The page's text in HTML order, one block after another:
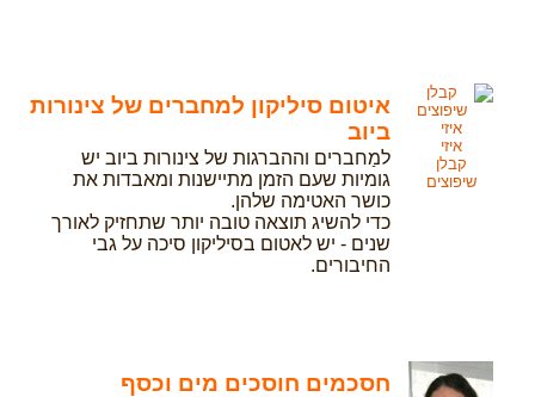
איזי
קבלן
שיפוצים
איטום סיליקון למחברים של צינורות
ביוב
למַחברים וההברגות של צינורות ביוב יש
גומיות שעם הזמן מתיישנות ומאבדות את
כושר האטימה שלהן.
כדי להשיג תוצאה טובה יותר שתחזיק לאורך
שנים - יש לאטום בסיליקון סיכה על גבי
החיבורים.
חסכמים חוסכים מים וכסף